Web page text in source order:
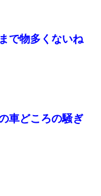
屋くる？」ワイ「行
１４万 → 俺「２２万も
「クビ！（激怒」嫁
匂い」が鼻につくも
で物多くないね
車どころの騒ぎ